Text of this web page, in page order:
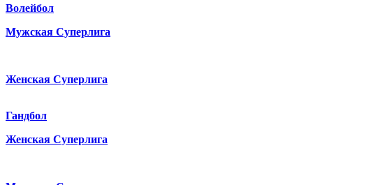
Волейбол
Мужская Суперлига
Женская Суперлига
Гандбол
Женская Суперлига